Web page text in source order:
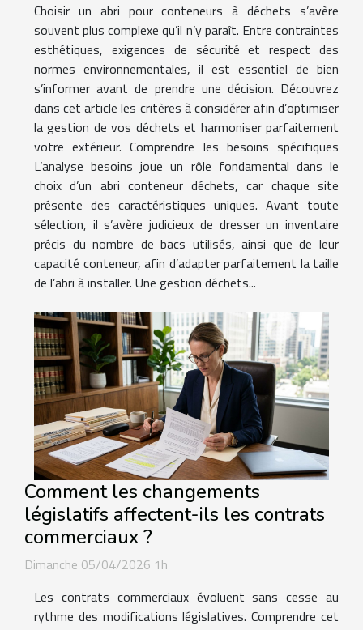
Choisir un abri pour conteneurs à déchets s’avère
souvent plus complexe qu’il n’y paraît. Entre contraintes
esthétiques, exigences de sécurité et respect des
normes environnementales, il est essentiel de bien
s’informer avant de prendre une décision. Découvrez
dans cet article les critères à considérer afin d’optimiser
la gestion de vos déchets et harmoniser parfaitement
votre extérieur. Comprendre les besoins spécifiques
L’analyse besoins joue un rôle fondamental dans le
choix d’un abri conteneur déchets, car chaque site
présente des caractéristiques uniques. Avant toute
sélection, il s’avère judicieux de dresser un inventaire
précis du nombre de bacs utilisés, ainsi que de leur
capacité conteneur, afin d’adapter parfaitement la taille
de l’abri à installer. Une gestion déchets...
Comment les changements
législatifs affectent-ils les contrats
commerciaux ?
Dimanche 05/04/2026 1h
Les contrats commerciaux évoluent sans cesse au
rythme des modifications législatives. Comprendre cet